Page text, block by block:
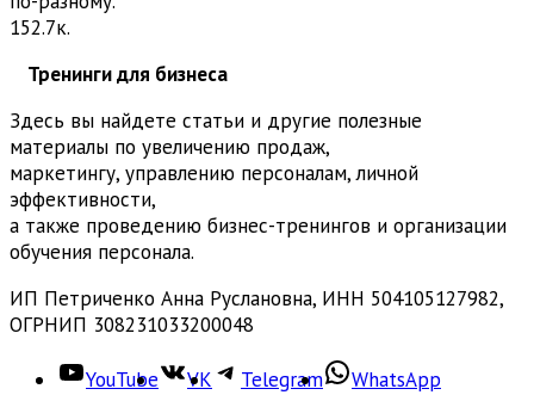
152.7к.
Тренинги для бизнеса
Здесь вы найдете статьи и другие полезные
материалы по увеличению продаж,
маркетингу, управлению персоналам, личной
эффективности,
а также проведению бизнес-тренингов и организации
обучения персонала.
ИП Петриченко Анна Руслановна, ИНН 504105127982,
ОГРНИП 308231033200048
YouTube VK Telegram
WhatsApp